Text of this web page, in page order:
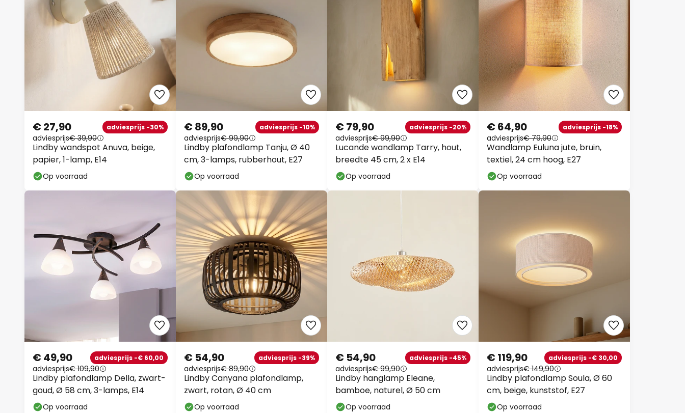
Lindby wandspot Anuva, beige,
papier, 1-lamp, E14
€ 27,90 adviesprijs -30%
adviesprijs€ 39,90
Op voorraad
Lindby plafondlamp Tanju, Ø 40
cm, 3-lamps, rubberhout, E27
€ 89,90 adviesprijs -10%
adviesprijs€ 99,90
Op voorraad
Lucande wandlamp Tarry, hout,
breedte 45 cm, 2 x E14
€ 79,90 adviesprijs -20%
adviesprijs€ 99,90
Op voorraad
Wandlamp Euluna jute, bruin,
textiel, 24 cm hoog, E27
€ 64,90 adviesprijs -18%
adviesprijs€ 79,90
Op voorraad
Lindby plafondlamp Della, zwart-
goud, Ø 58 cm, 3-lamps, E14
€ 49,90 adviesprijs -€ 60,00
adviesprijs€ 109,90
Op voorraad
Lindby Canyana plafondlamp,
zwart, rotan, Ø 40 cm
€ 54,90 adviesprijs -39%
adviesprijs€ 89,90
Op voorraad
Lindby hanglamp Eleane,
bamboe, naturel, Ø 50 cm
€ 54,90 adviesprijs -45%
adviesprijs€ 99,90
Op voorraad
Lindby plafondlamp Soula, Ø 60
cm, beige, kunststof, E27
€ 119,90 adviesprijs -€ 30,00
adviesprijs€ 149,90
Op voorraad